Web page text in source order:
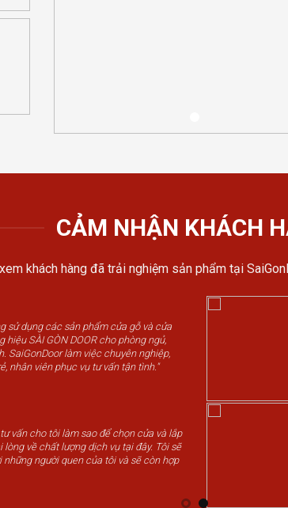
CẢM NHẬN KHÁCH
khách hàng đã trải nghiệm sản phẩm tại
sử dụng các sản phẩm cửa gỗ và cửa
SÀI GÒN DOOR cho phòng ngủ,
SaiGonDoor làm việc chuyên nghiệp,
nhân viên phục vụ tư vấn tận tình."
vấn cho tôi làm sao để chọn cửa và lắp
về chất lượng dịch vụ tại đây. Tôi sẽ
những người quen của tôi và sẽ còn hợp